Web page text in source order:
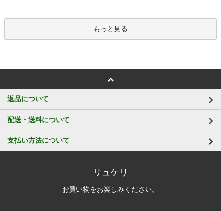
もっと見る
返品について
配送・送料について
支払い方法について
リュケリ
お買い物をお楽しみください。